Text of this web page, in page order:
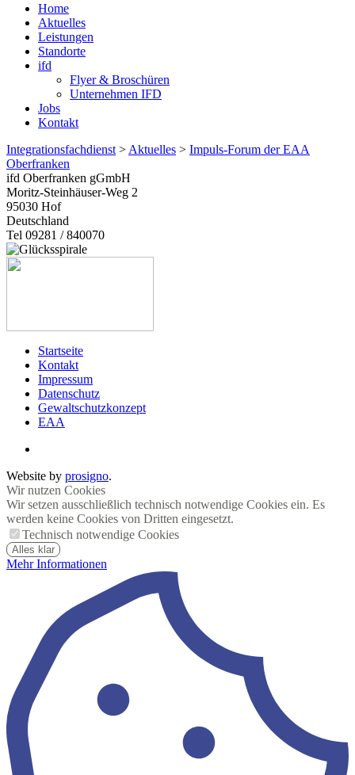
Home
Aktuelles
Leistungen
Standorte
ifd
Flyer & Broschüren
Unternehmen IFD
Jobs
Kontakt
Integrationsfachdienst > Aktuelles > Impuls-Forum der EAA
Oberfranken
ifd Oberfranken gGmbH
Moritz-Steinhäuser-Weg 2
95030 Hof
Deutschland
Tel 09281 / 840070
Startseite
Kontakt
Impressum
Datenschutz
Gewaltschutzkonzept
EAA
Website by prosigno.
Wir nutzen Cookies
Wir setzen ausschließlich technisch notwendige Cookies ein. Es
werden keine Cookies von Dritten eingesetzt.
Technisch notwendige Cookies
Alles klar
Mehr Informationen